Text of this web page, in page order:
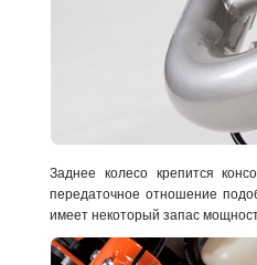
Заднее колесо крепится
передаточное отношение
имеет некоторый запас